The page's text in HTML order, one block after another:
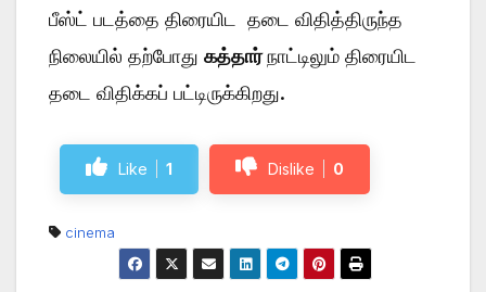
பீஸ்ட் படத்தை திரையிட தடை விதித்திருந்த
நிலையில் தற்போது கத்தார்நாட்டிலும் திரையிட
தடை விதிக்கப் பட்டிருக்கிறது.
Like 1 Dislike 0
cinema